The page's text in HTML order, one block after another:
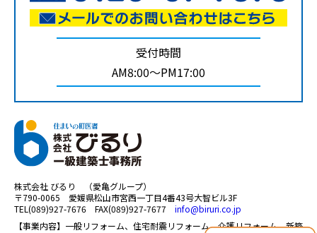
受付時間
AM8:00～PM17:00
株式会社 びるり （愛亀グループ）
〒790-0065 愛媛県松山市宮西一丁目4番43号大智ビル3F
TEL(089)927-7676 FAX(089)927-7677 info@biruri.co.jp
【事業内容】一般リフォーム、住宅耐震リフォーム、介護リフォーム、新築